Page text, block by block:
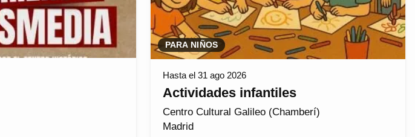
PARA NIÑOS
Hasta el 31 ago 2026
Actividades infantiles
Centro Cultural Galileo (Chamberí)
Madrid